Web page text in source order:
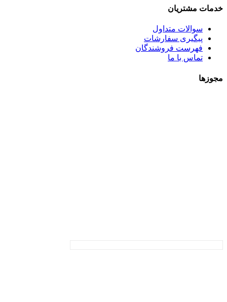
خدمات مشتریان
سوالات متداول
پیگیری سفارشات
فهرست فروشندگان
تماس با ما
مجوزها